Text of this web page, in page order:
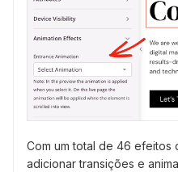
Com um total de 46 efeitos
adicionar transições e